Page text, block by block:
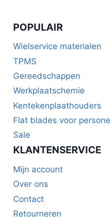
POPULAIR
Wielservice materialen
TPMS
Gereedschappen
Werkplaatschemie
Kentekenplaathouders
Flat blades voor
Sale
KLANTENSERVICE
Mijn account
Over ons
Contact
Retourneren